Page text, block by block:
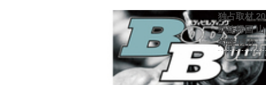
独占取材
凱旋帰国
尚隆 ほか